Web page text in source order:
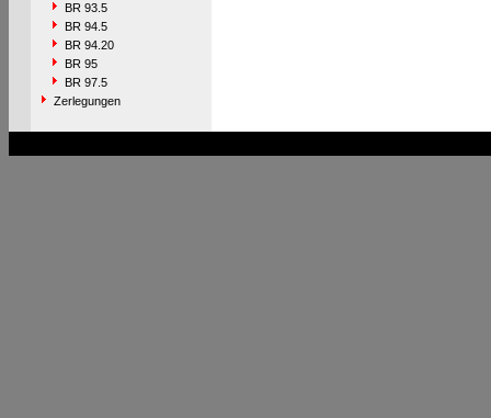
BR 93.5
BR 94.5
BR 94.20
BR 95
BR 97.5
Zerlegungen